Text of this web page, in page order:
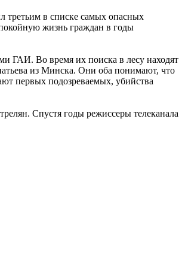
третьим в списке самых опасных
жизнь граждан в годы
ГАИ. Во время их поиска в лесу находят
из Минска. Они оба понимают, что
первых подозреваемых, убийства
Спустя годы режиссеры телеканала